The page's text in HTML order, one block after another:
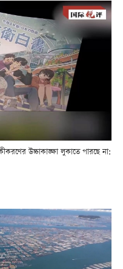
উচ্চাকাঙ্ক্ষা লুকাতে পারছে না: